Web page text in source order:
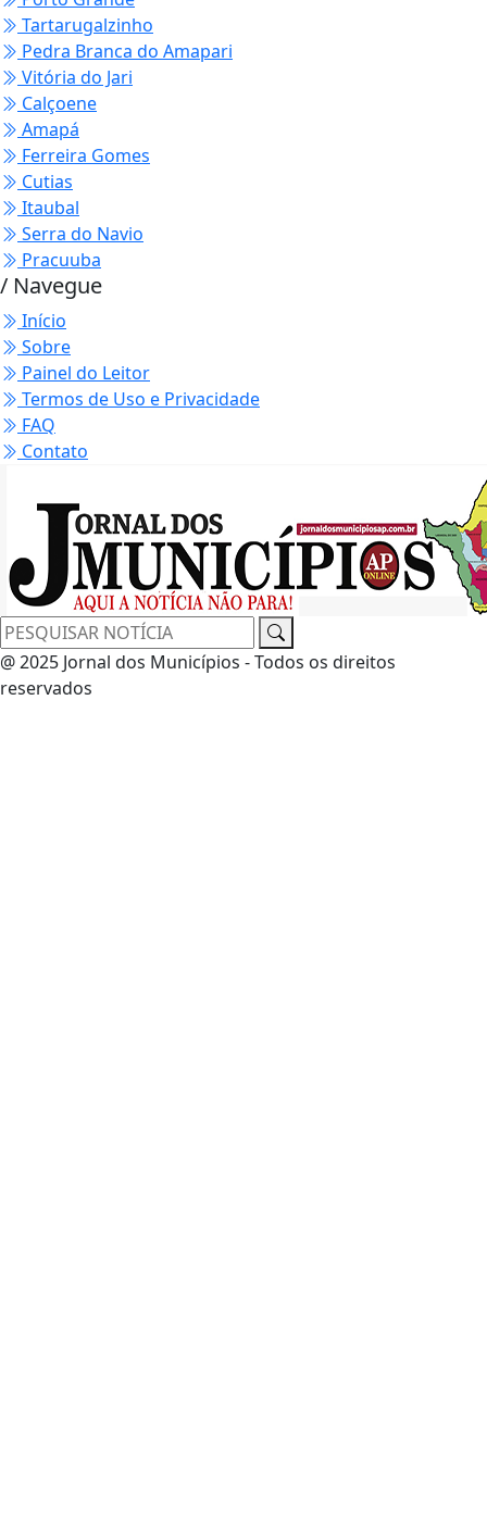
Tartarugalzinho
Pedra Branca do Amapari
Vitória do Jari
Calçoene
Amapá
Ferreira Gomes
Cutias
Itaubal
Serra do Navio
Pracuuba
/ Navegue
Início
Sobre
Painel do Leitor
Termos de Uso e Privacidade
FAQ
Contato
@ 2025 Jornal dos Municípios - Todos os direitos
reservados